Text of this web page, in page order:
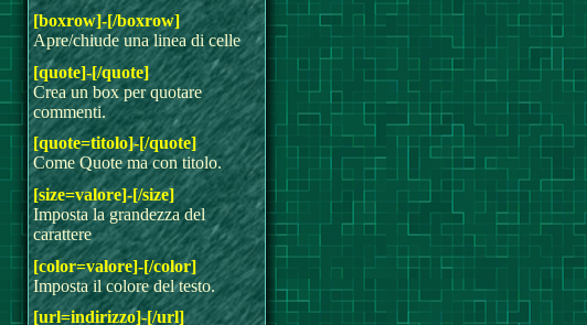
[boxrow]-[/boxrow]
Apre/chiude una linea di celle
[quote]-[/quote]
Crea un box per quotare
commenti.
[quote=titolo]-[/quote]
Come Quote ma con titolo.
[size=valore]-[/size]
Imposta la grandezza del
carattere
[color=valore]-[/color]
Imposta il colore del testo.
[url=indirizzo]-[/url]